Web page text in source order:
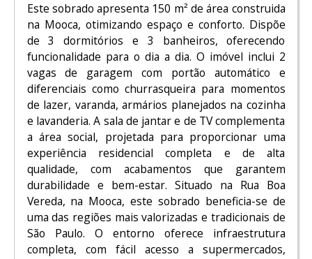
Este sobrado apresenta 150 m² de área construida
na Mooca, otimizando espaço e conforto. Dispõe
de 3 dormitórios e 3 banheiros, oferecendo
funcionalidade para o dia a dia. O imóvel inclui 2
vagas de garagem com portão automático e
diferenciais como churrasqueira para momentos
de lazer, varanda, armários planejados na cozinha
e lavanderia. A sala de jantar e de TV complementa
a área social, projetada para proporcionar uma
experiência residencial completa e de alta
qualidade, com acabamentos que garantem
durabilidade e bem-estar. Situado na Rua Boa
Vereda, na Mooca, este sobrado beneficia-se de
uma das regiões mais valorizadas e tradicionais de
São Paulo. O entorno oferece infraestrutura
completa, com fácil acesso a supermercados,